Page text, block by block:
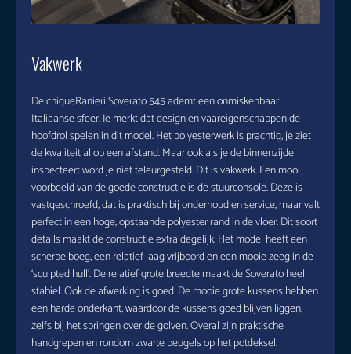
Vakwerk
De chiqueRanieri Soverato 545 ademt een onmiskenbaar
Italiaanse sfeer. Je merkt dat design en vaareigenschappen de
hoofdrol spelen in dit model. Het polyesterwerk is prachtig, je ziet
de kwaliteit al op een afstand. Maar ook als je de binnenzijde
inspecteert word je niet teleurgesteld. Dit is vakwerk. Een mooi
voorbeeld van de goede constructie is de stuurconsole. Deze is
vastgeschroefd, dat is praktisch bij onderhoud en service, maar valt
perfect in een hoge, opstaande polyester rand in de vloer. Dit soort
details maakt de constructie extra degelijk. Het model heeft een
scherpe boeg, een relatief laag vrijboord en een mooie zeeg in de
‘sculpted hull’. De relatief grote breedte maakt de Soverato heel
stabiel. Ook de afwerking is goed. De mooie grote kussens hebben
een harde onderkant, waardoor de kussens goed blijven liggen,
zelfs bij het springen over de golven. Overal zijn praktische
handgrepen en rondom zwarte beugels op het potdeksel.